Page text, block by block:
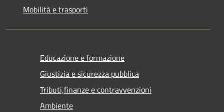
Mobilità e trasporti
Educazione e formazione
Giustizia e sicurezza pubblica
Tributi,finanze e contravvenzioni
Ambiente